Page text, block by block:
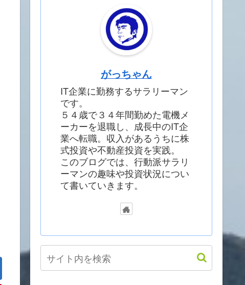
がっちゃん
IT企業に勤務するサラリーマン
です。
５４歳で３４年間勤めた電機メ
ーカーを退職し、成長中のIT企
業へ転職。収入があるうちに株
式投資や不動産投資を実践。
このブログでは、行動派サラリ
ーマンの趣味や投資状況につい
て書いていきます。